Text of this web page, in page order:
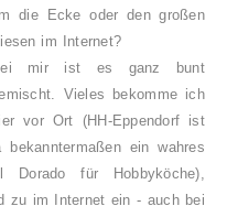
die Ecke oder den großen
im Internet?
mir ist es ganz bunt
Vieles bekomme ich
vor Ort (HH-Eppendorf ist
bekanntermaßen ein wahres
Dorado für Hobbyköche),
zu im Internet ein - auch bei